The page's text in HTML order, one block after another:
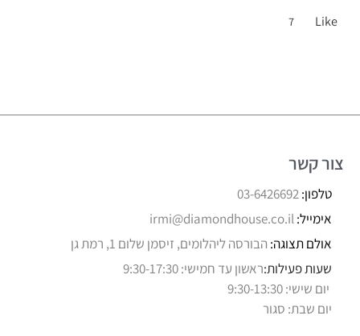
Like
7
צור קשר
טלפון:03-6426692
אימייל:irmi@diamondhouse.co.il
אולם תצוגה: הבורסה ליהלומים, זיסמן שלום 1, רמת גן
שעות פעילות:ראשון עד חמישי: 9:30-17:30
יום שישי: 9:30-13:30
יום שבת: סגור